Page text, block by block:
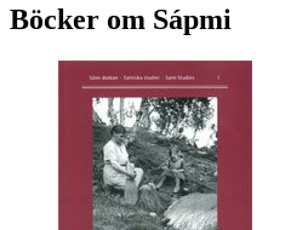
Böcker om Sápmi